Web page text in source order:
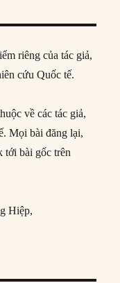
riêng của tác giả,
cứu Quốc tế.
về các tác giả,
Mọi bài đăng lại,
tới bài gốc trên
Hiệp,